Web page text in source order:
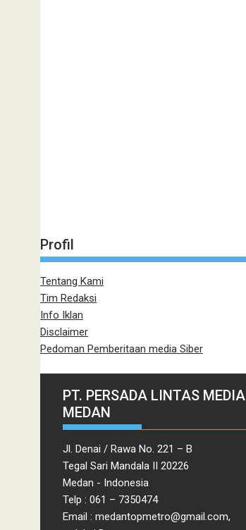
Profil
Tentang Kami
Tim Redaksi
Info Iklan
Disclaimer
Pedoman Pemberitaan media Siber
PT. PERSADA LINTAS MEDIA
MEDAN
Jl. Denai / Rawa No. 221 – B
Tegal Sari Mandala II 20226
Medan - Indonesia
Telp : 061 – 7350474
Email : medantopmetro@gmail.com,